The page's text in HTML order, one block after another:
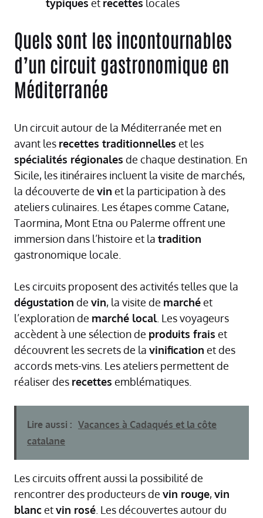
typiques et recettes locales
Quels sont les incontournables
d’un circuit gastronomique en
Méditerranée
Un circuit autour de la Méditerranée met en
avant les recettes traditionnelles et les
spécialités régionales de chaque destination. En
Sicile, les itinéraires incluent la visite de marchés,
la découverte de vin et la participation à des
ateliers culinaires. Les étapes comme Catane,
Taormina, Mont Etna ou Palerme offrent une
immersion dans l’histoire et la tradition
gastronomique locale.
Les circuits proposent des activités telles que la
dégustation de vin, la visite de marchéet
l’exploration de marché local. Les voyageurs
accèdent à une sélection de produits frais et
découvrent les secrets de la vinification et des
accords mets-vins. Les ateliers permettent de
réaliser des recettes emblématiques.
Lire aussi : Vacances à Cadaqués et la côte
catalane
Les circuits offrent aussi la possibilité de
rencontrer des producteurs de vin rouge,vin
blancetvin rosé . Les découvertes autour du